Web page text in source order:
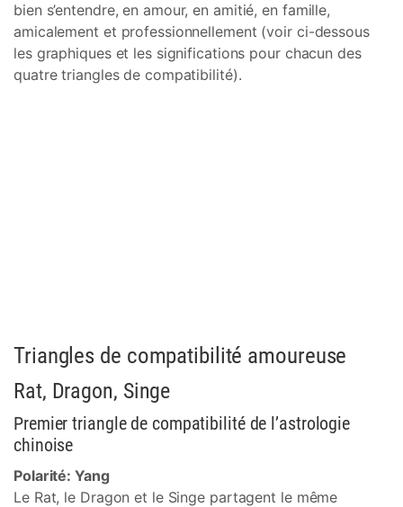
bien s’entendre, en amour, en amitié, en famille,
amicalement et professionnellement (voir ci-dessous
les graphiques et les significations pour chacun des
quatre triangles de compatibilité).
Triangles de compatibilité amoureuse
Rat, Dragon, Singe
Premier triangle de compatibilité de l’astrologie
chinoise
Polarité: Yang
Le Rat, le Dragon et le Singe partagent le même